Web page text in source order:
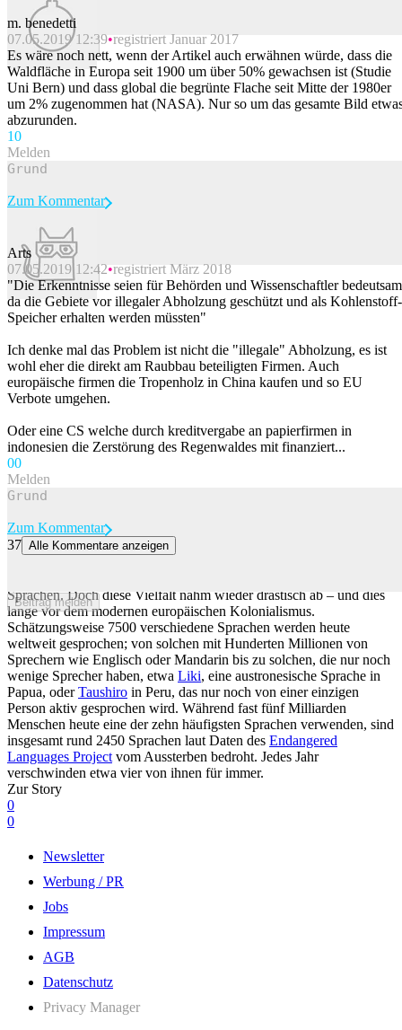
Beitrag melden
m. benedetti
07.05.2019 12:39 registriert Januar 2017
Es wäre noch nett, wenn der Artikel auch erwähnen würde, dass die
Waldfläche in Europa seit 1900 um über 50% gewachsen ist (Studie
Uni Bern) und dass global die begrünte Flache seit Mitte der 1980er
um 2% zugenommen hat (NASA). Nur so um das gesamte Bild
abzurunden.
10
Melden
Beitrag melden
Zum Kommentar
Arts
07.05.2019 12:42 registriert März 2018
"Die Erkenntnisse seien für Behörden und Wissenschaftler
da die Gebiete vor illegaler Abholzung geschützt und als Kohlenstoff-
Speicher erhalten werden müssten"
Ich denke mal das Problem ist nicht die "illegale" Abholzung, es ist
wohl eher die direkt am Raubbau beteiligten Firmen. Auch
europäische firmen die Tropenholz in China kaufen und so EU
Verbote umgehen.
Oder eine CS welche durch kreditvergabe an papierfirmen in
indonesien die Zerstörung des Regenwaldes mit finanziert...
00
Melden
Beitrag melden
Zum Kommentar
37 Alle Kommentare anzeigen
Sprachen. Doch diese Vielfalt nahm wieder drastisch ab – und dies
lange vor dem modernen europäischen Kolonialismus.
Schätzungsweise 7500 verschiedene Sprachen werden heute
weltweit gesprochen; von solchen mit Hunderten Millionen von
Sprechern wie Englisch oder Mandarin bis zu solchen, die nur noch
wenige Sprecher haben, etwa Liki, eine austronesische Sprache in
Papua, oderTaushiro in Peru, das nur noch von einer einzigen
Person aktiv gesprochen wird. Während fast fünf Milliarden
Menschen heute eine der zehn häufigsten Sprachen verwenden, sind
insgesamt rund 2450 Sprachen laut Daten des Endangered
Languages Project vom Aussterben bedroht. Jedes Jahr
verschwinden etwa vier von ihnen für immer.
Zur Story
0
0
Newsletter
Werbung / PR
Jobs
Impressum
AGB
Datenschutz
Privacy Manager